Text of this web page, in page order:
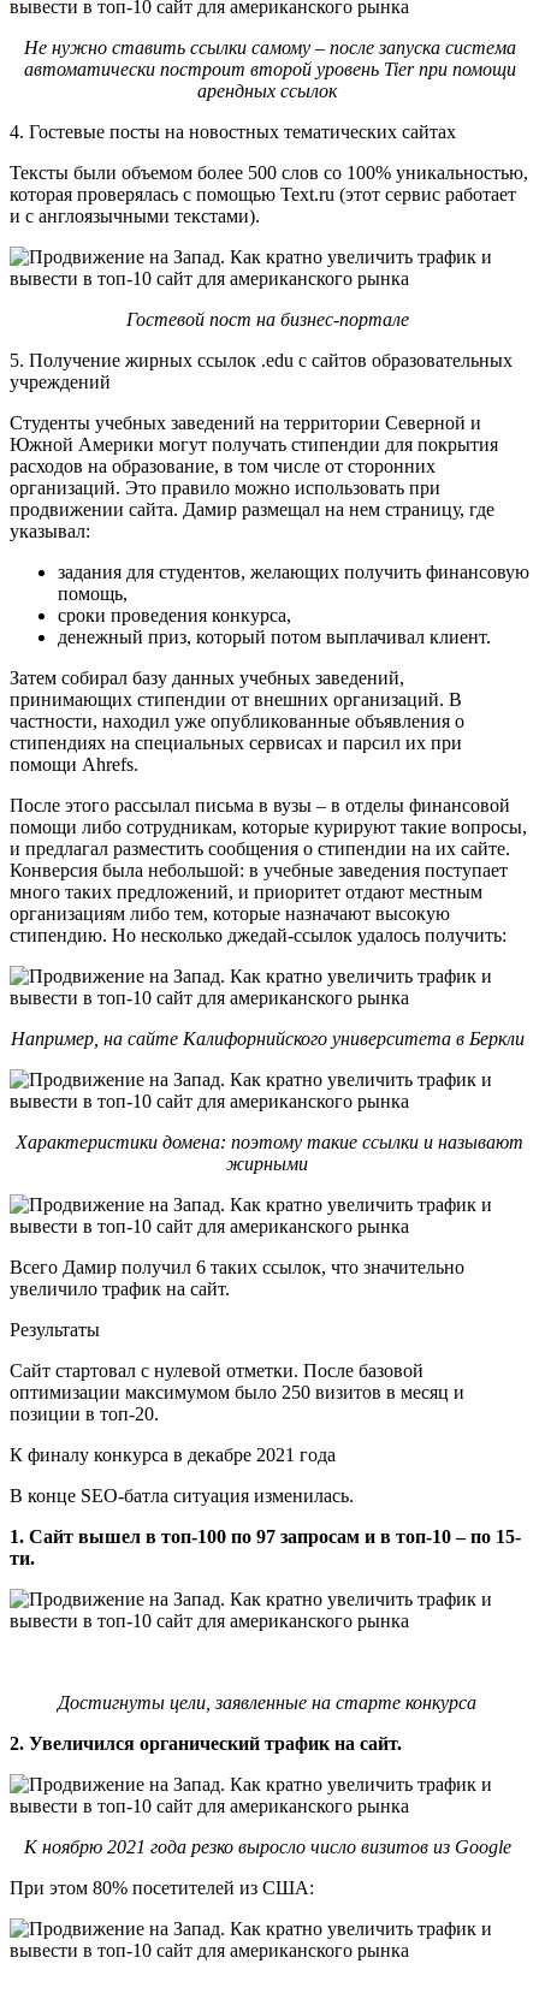
Не нужно ставить ссылки самому – после запуска система
автоматически построит второй уровень Tier при помощи
арендных ссылок
4. Гостевые посты на новостных тематических сайтах
Тексты были объемом более 500 слов со 100% уникальностью,
которая проверялась с помощью Text.ru (этот сервис работает
и с англоязычными текстами).
Гостевой пост на бизнес-портале
5. Получение жирных ссылок .edu с сайтов образовательных
учреждений
Студенты учебных заведений на территории Северной и
Южной Америки могут получать стипендии для покрытия
расходов на образование, в том числе от сторонних
организаций. Это правило можно использовать при
продвижении сайта. Дамир размещал на нем страницу, где
указывал:
задания для студентов, желающих получить финансовую
помощь,
сроки проведения конкурса,
денежный приз, который потом выплачивал клиент.
Затем собирал базу данных учебных заведений,
принимающих стипендии от внешних организаций. В
частности, находил уже опубликованные объявления о
стипендиях на специальных сервисах и парсил их при
помощи Ahrefs.
После этого рассылал письма в вузы – в отделы финансовой
помощи либо сотрудникам, которые курируют такие вопросы,
и предлагал разместить сообщения о стипендии на их сайте.
Конверсия была небольшой: в учебные заведения поступает
много таких предложений, и приоритет отдают местным
организациям либо тем, которые назначают высокую
стипендию. Но несколько джедай-ссылок удалось получить:
Например, на сайте Калифорнийского университета в Беркли
Характеристики домена: поэтому такие ссылки и называют
жирными
Всего Дамир получил 6 таких ссылок, что значительно
увеличило трафик на сайт.
Результаты
Сайт стартовал с нулевой отметки. После базовой
оптимизации максимумом было 250 визитов в месяц и
позиции в топ-20.
К финалу конкурса в декабре 2021 года
В конце SEO-батла ситуация изменилась.
1. Сайт вышел в топ-100 по 97 запросам и в топ-10 – по 15-
ти.
Достигнуты цели, заявленные на старте конкурса
2. Увеличился органический трафик на сайт.
К ноябрю 2021 года резко выросло число визитов из Google
При этом 80% посетителей из США: